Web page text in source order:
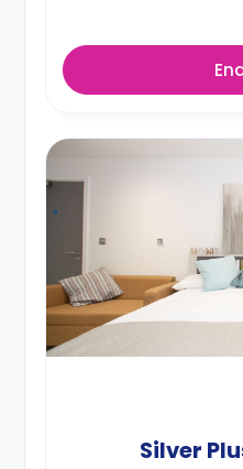
Silver